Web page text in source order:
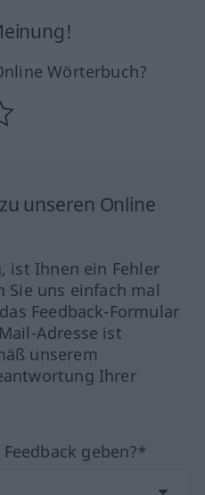
Wörterbuch?
unseren Online
ist Ihnen ein Fehler
Sie uns einfach mal
Feedback-Formular
Adresse ist
unserem
Ihrer
geben?*